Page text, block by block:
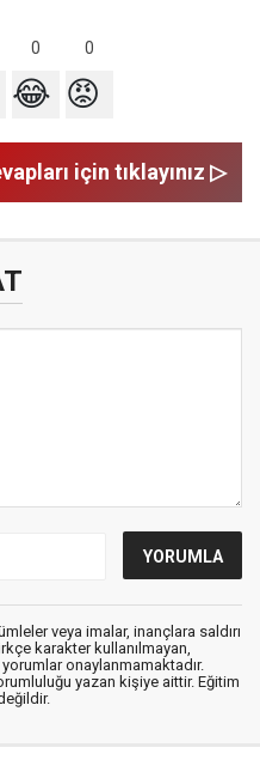
0 0
😂 😡
için tıklayınız ▷
veya imalar, inançlara saldırı
karakter kullanılmayan,
yorumlar onaylanmamaktadır.
yazan kişiye aittir. Eğitim